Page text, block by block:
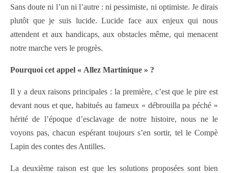
Sans doute ni l’un ni l’autre : ni pessimiste, ni optimiste. Je dirais
plutôt que je suis lucide. Lucide face aux enjeux qui nous
attendent et aux handicaps, aux obstacles même, qui menacent
notre marche vers le progrès.
Pourquoi cet appel « Allez Martinique » ?
Il y a deux raisons principales : la première, c’est que le pire est
devant nous et que, habitués au fameux « débrouilla pa péché »
hérité de l’époque d’esclavage de notre histoire, nous ne le
voyons pas, chacun espérant toujours s’en sortir, tel le Compè
Lapin des contes des Antilles.
La deuxième raison est que les solutions proposées sont bien